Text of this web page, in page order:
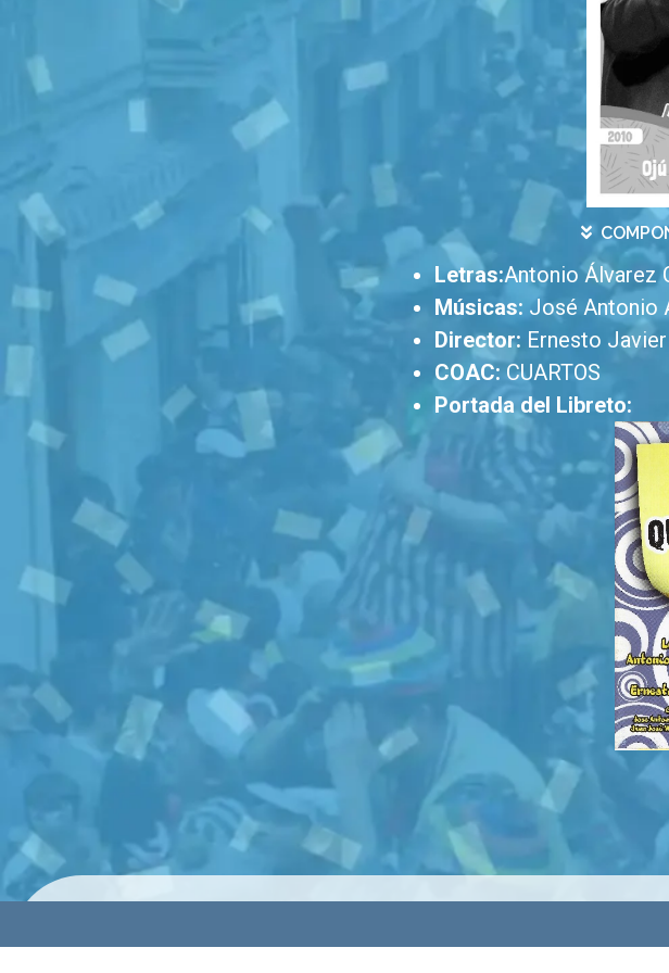
Letras:Antonio Álvarez
Músicas: José Antonio
Director: Ernesto
COAC: CUARTOS
Portada del Libreto: